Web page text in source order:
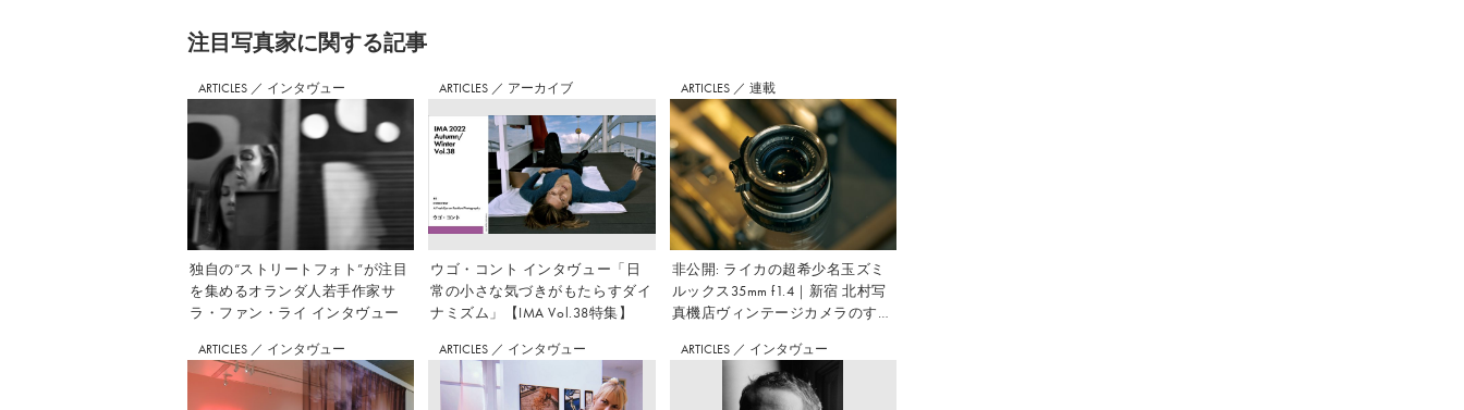
注⽬写真家に関する記事
ARTICLES ／ インタヴュー
独自の“ストリートフォト”が注目
を集めるオランダ人若手作家サ
ラ・ファン・ライ インタヴュー
ARTICLES ／ アーカイブ
ウゴ・コント インタヴュー「日
常の小さな気づきがもたらすダイ
ナミズム」【IMA Vol.38特集】
ARTICLES ／ 連載
非公開: ライカの超希少名玉ズミ
ルックス35mm f1.4｜新宿 北村写
真機店ヴィンテージカメラのすす
ARTICLES ／ インタヴュー ARTICLES ／ インタヴュー ARTICLES ／ インタヴュー